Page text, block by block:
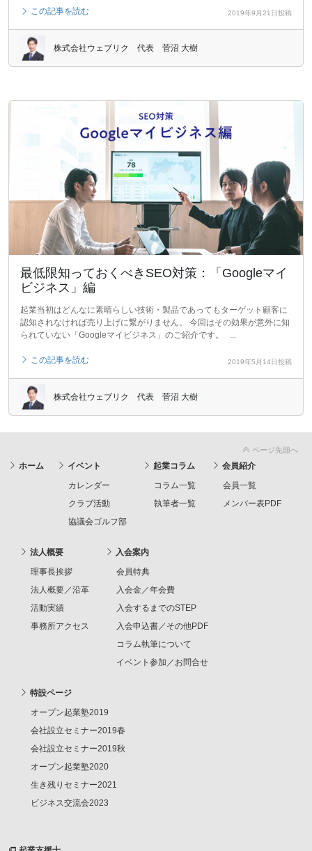
この記事を読む 2019年9月21日投稿
株式会社ウェブリク 代表 菅沼 大樹
最低限知っておくべきSEO対策：「Googleマイ
ビジネス」編
起業当初はどんなに素晴らしい技術・製品であってもターゲット顧客に
認知されなければ売り上げに繋がりません。 今回はその効果が意外に知
られていない「Googleマイビジネス」のご紹介です。 ...
この記事を読む 2019年5月14日投稿
株式会社ウェブリク 代表 菅沼 大樹
ページ先頭へ
ホーム
イベント
カレンダー
クラブ活動
協議会ゴルフ部
起業コラム
コラム一覧
執筆者一覧
会員紹介
会員一覧
メンバー表PDF
法人概要
理事長挨拶
法人概要／沿革
活動実績
事務所アクセス
入会案内
会員特典
入会金／年会費
入会するまでのSTEP
入会申込書／その他PDF
コラム執筆について
イベント参加／お問合せ
特設ページ
オープン起業塾2019
会社設立セミナー2019春
会社設立セミナー2019秋
オープン起業塾2020
生き残りセミナー2021
ビジネス交流会2023